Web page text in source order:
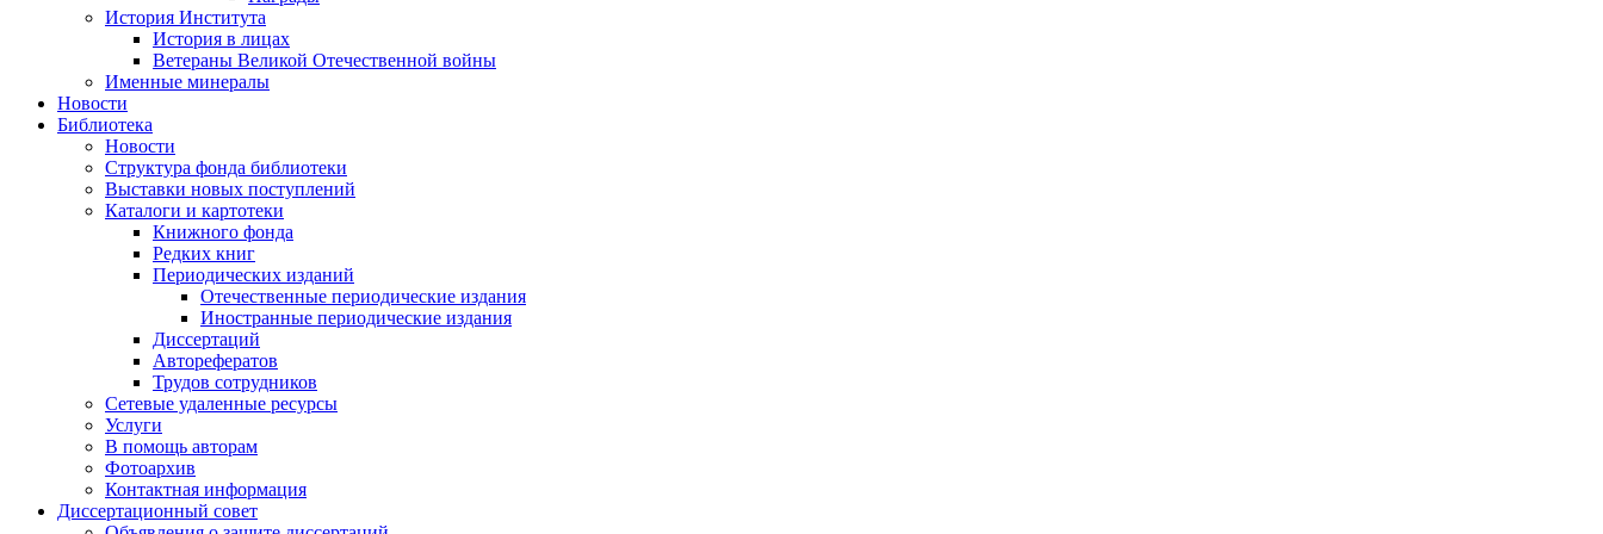
История Института
История в лицах
Ветераны Великой Отечественной войны
Именные минералы
Новости
Библиотека
Новости
Структура фонда библиотеки
Выставки новых поступлений
Каталоги и картотеки
Книжного фонда
Редких книг
Периодических изданий
Отечественные периодические издания
Иностранные периодические издания
Диссертаций
Авторефератов
Трудов сотрудников
Сетевые удаленные ресурсы
Услуги
В помощь авторам
Фотоархив
Контактная информация
Диссертационный совет